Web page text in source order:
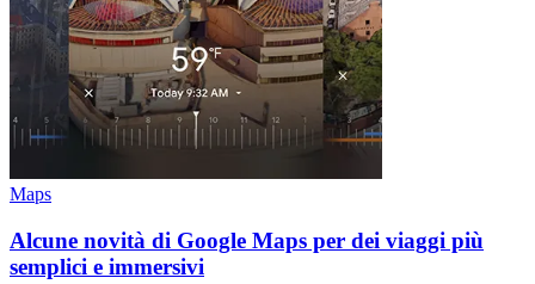
Maps
Alcune novità di Google Maps per dei viaggi più
semplici e immersivi